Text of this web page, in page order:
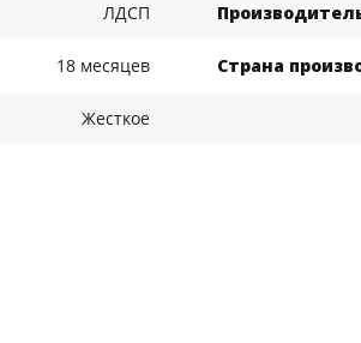
ЛДСП
18 месяцев Страна
Жесткое